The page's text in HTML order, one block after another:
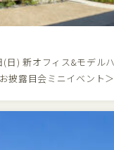
(日) 新オフィス&モデル
披露目会ミニイベント＞